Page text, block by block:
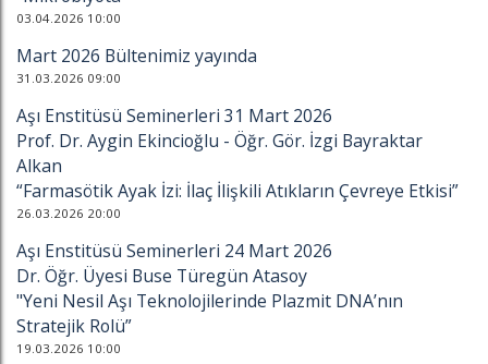
03.04.2026 10:00
Mart 2026 Bültenimiz yayında
31.03.2026 09:00
Aşı Enstitüsü Seminerleri 31 Mart 2026
Prof. Dr. Aygin Ekincioğlu - Öğr. Gör. İzgi Bayraktar
Alkan
“Farmasötik Ayak İzi: İlaç İlişkili Atıkların Çevreye Etkisi”
26.03.2026 20:00
Aşı Enstitüsü Seminerleri 24 Mart 2026
Dr. Öğr. Üyesi Buse Türegün Atasoy
"Yeni Nesil Aşı Teknolojilerinde Plazmit DNA’nın
Stratejik Rolü”
19.03.2026 10:00